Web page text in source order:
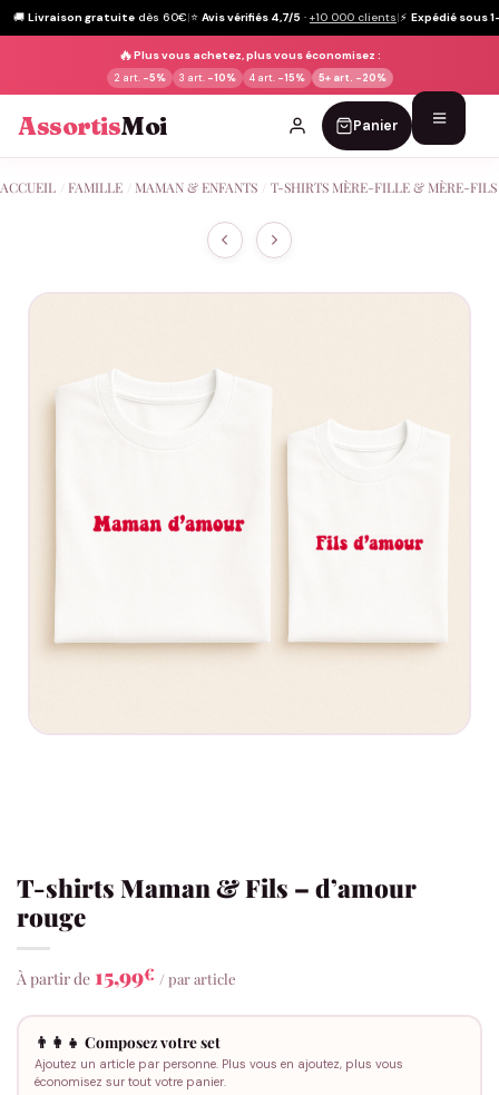
🚚 Livraison gratuite dès 60€|⭐ Avis vérifiés 4,7/5 · +10 000 clients|⚡ Expédié sous
🔥Plus vous achetez, plus vous économisez :
2 art. -5% 3 art. -10% 4 art. -15% 5+ art. -20%
AssortisMoi Panier
au
ACCUEIL FAMILLE MAMAN & ENFANTS T-SHIRTS MÈRE-FILLE & MÈRE-FILS
T-shirts Maman & Fils – d’amour
rouge
À partir de 15,99€ / par article
👨‍👩‍👧 Composez votre set
Ajoutez un article par personne. Plus vous en ajoutez, plus vous
économisez sur tout votre panier.